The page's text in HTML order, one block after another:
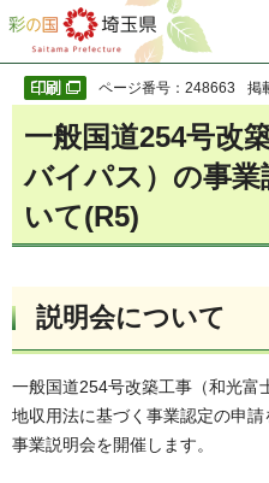
彩の国 埼玉県
ページ番号：248663 掲
一般国道254号改
バイパス）の事
いて(R5)
説明会について
一般国道254号改築工事（和光富
地収用法に基づく事業認定の申
事業説明会を開催します。